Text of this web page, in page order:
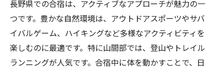
長野県での合宿は、アクティブなアプローチが魅力の一
つです。豊かな自然環境は、アウトドアスポーツやサバ
イバルゲーム、ハイキングなど多様なアクティビティを
楽しむのに最適です。特に山間部では、登山やトレイル
ランニングが人気です。合宿中に体を動かすことで、日